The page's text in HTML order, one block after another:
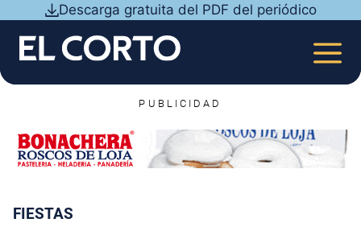
contenido
Descarga gratuita del PDF del periódico
PUBLICIDAD
FIESTAS